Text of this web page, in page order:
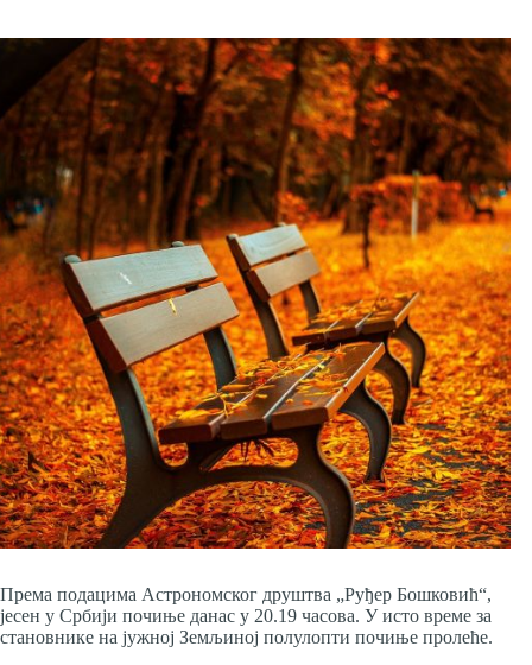
Према подацима Астрономског друштва „Руђер Бошковић“,
јесен у Србији почиње данас у 20.19 часова. У исто време за
становнике на јужној Земљиној полулопти почиње пролеће.